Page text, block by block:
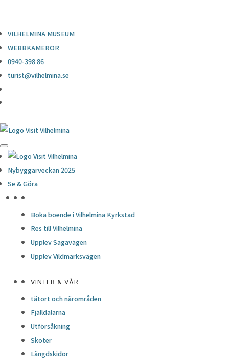
VILHELMINA MUSEUM
WEBBKAMEROR
0940-398 86
turist@vilhelmina.se
Nybyggarveckan 2025
Se & Göra
Boka boende i Vilhelmina Kyrkstad
Res till Vilhelmina
Upplev Sagavägen
Upplev Vildmarksvägen
VINTER & VÅR
tätort och närområden
Fjälldalarna
Utförsåkning
Skoter
Längdskidor